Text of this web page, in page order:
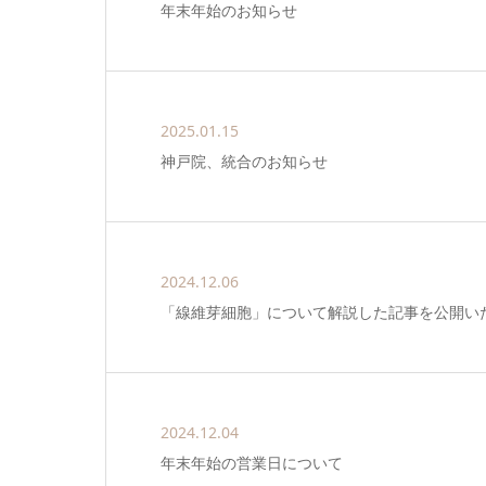
年末年始のお知らせ
2025.01.15
神戸院、統合のお知らせ
2024.12.06
「線維芽細胞」について解説した記事を公開い
2024.12.04
年末年始の営業日について